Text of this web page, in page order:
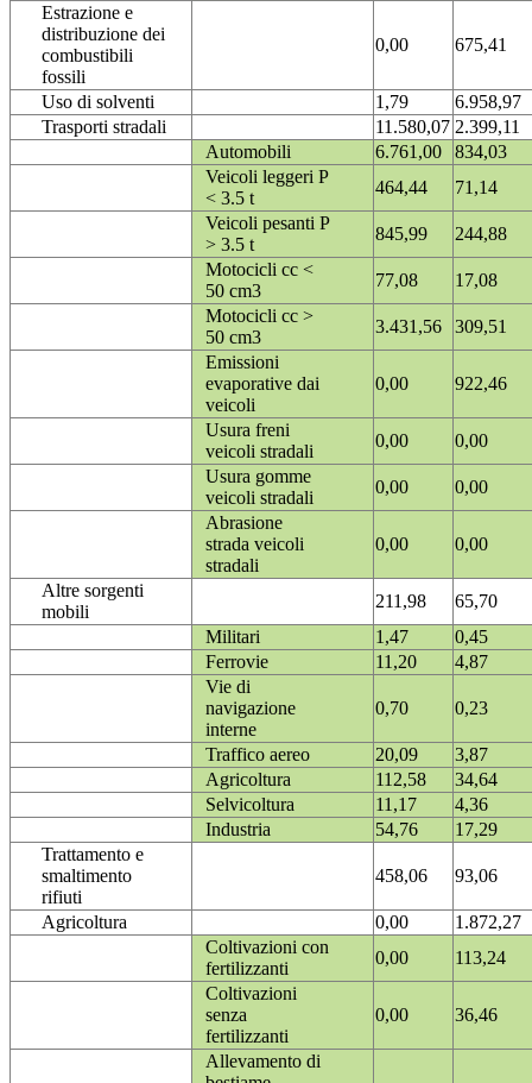
Estrazione e
distribuzione dei
combustibili
fossili
0,00 675,41
Uso di solventi 1,79
6.958,97
Trasporti stradali
11.580,07 2.399,11
Automobili
6.761,00
834,03
Veicoli leggeri P
< 3.5 t
464,44
71,14
Veicoli pesanti P
> 3.5 t
845,99
244,88
Motocicli cc <
50 cm3
77,08
17,08
Motocicli cc >
50 cm3
3.431,56
309,51
Emissioni
evaporative dai
veicoli
0,00 922,46
Usura freni
veicoli stradali
0,00
0,00
Usura gomme
veicoli stradali
0,00
0,00
Abrasione
strada veicoli
stradali
0,00 0,00
Altre sorgenti
mobili
211,98
65,70
Militari
1,47
0,45
Ferrovie
11,20
4,87
Vie di
navigazione
interne
0,70 0,23
Traffico aereo 20,09
3,87
Agricoltura
112,58
34,64
Selvicoltura
11,17
4,36
Industria
54,76
17,29
Trattamento e
smaltimento
rifiuti
458,06 93,06
Agricoltura 0,00
1.872,27
Coltivazioni con
fertilizzanti
0,00
113,24
Coltivazioni
senza
fertilizzanti
0,00 36,46
Allevamento di